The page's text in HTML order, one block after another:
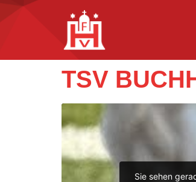
TSV
Sie sehen